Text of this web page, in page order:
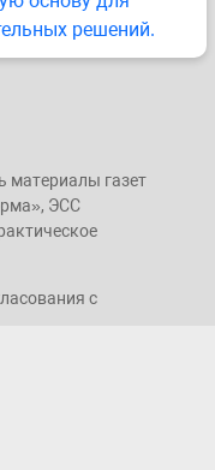
решений.
материалы газет
ЭСС
с